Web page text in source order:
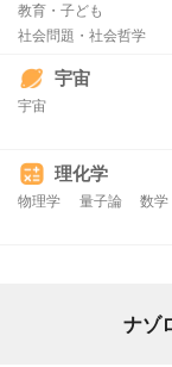
教育・子ども
社会問題・社会哲学
宇宙
宇宙
理化学
物理学 量子論 数学
ナゾ